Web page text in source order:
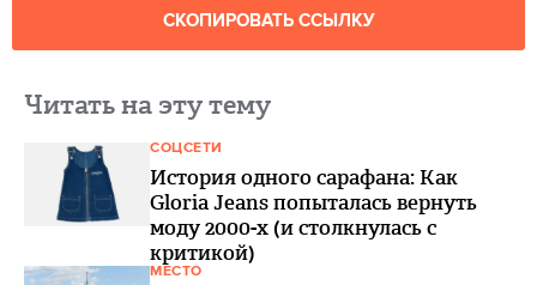
СКОПИРОВАТЬ ССЫЛКУ
Читать на эту тему
СОЦСЕТИ
История одного сарафана: Как
Gloria Jeans попыталась вернуть
моду 2000-х (и столкнулась с
критикой)
МЕСТО